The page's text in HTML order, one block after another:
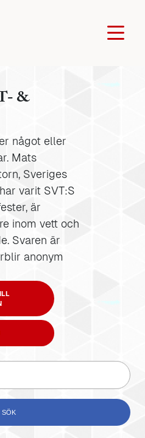
&
något eller
Mats
Sveriges
varit SVT:S
är
inom vett och
Svaren är
anonym